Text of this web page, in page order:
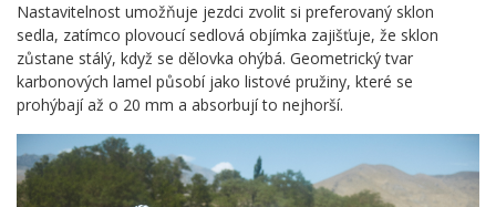
Nastavitelnost umožňuje jezdci zvolit si preferovaný sklon
sedla, zatímco plovoucí sedlová objímka zajišťuje, že sklon
zůstane stálý, když se dělovka ohýbá. Geometrický tvar
karbonových lamel působí jako listové pružiny, které se
prohýbají až o 20 mm a absorbují to nejhorší.